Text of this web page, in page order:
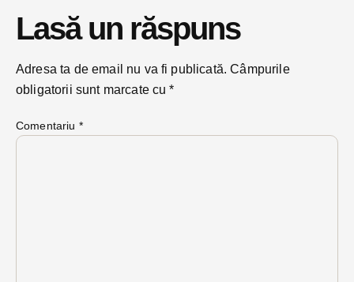
Lasă un răspuns
Adresa ta de email nu va fi publicată. Câmpurile
obligatorii sunt marcate cu*
Comentariu *